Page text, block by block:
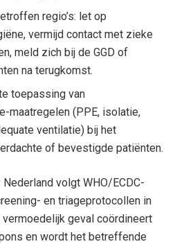
regio’s: let op
vermijd contact met zieke
meld zich bij de GGD of
na terugkomst.
toepassing van
maatregelen (PPE, isolatie,
ventilatie) bij het
of bevestigde patiënten.
Nederland volgt WHO/ECDC-
en triageprotocollen in
geval coördineert
en wordt het betreffende